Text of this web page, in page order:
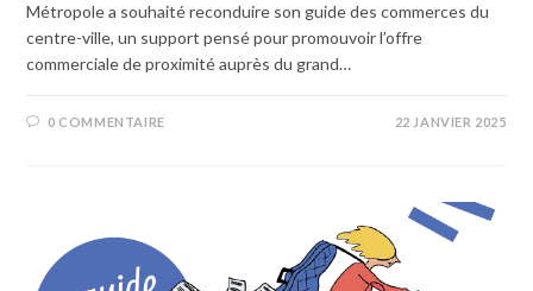
Métropole a souhaité reconduire son guide des commerces du
centre-ville, un support pensé pour promouvoir l’offre
commerciale de proximité auprès du grand…
0 COMMENTAIRE 22 JANVIER 2025